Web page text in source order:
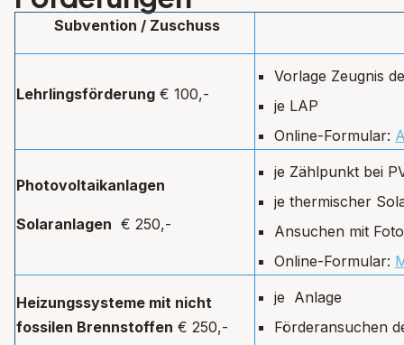
Subvention / Zuschuss
Lehrlingsförderung € 100,-
Vorlage Zeugnis
je LAP
Online-Formular:
Photovoltaikanlagen
Solaranlagen € 250,-
je Zählpunkt bei
je thermischer
Ansuchen mit
Online-Formular:
Heizungssysteme mit nicht
fossilen Brennstoffen € 250,-
je Anlage
Förderansuchen